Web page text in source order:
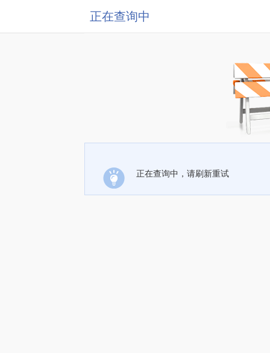
正在查询中
正在查询中，请刷新重试